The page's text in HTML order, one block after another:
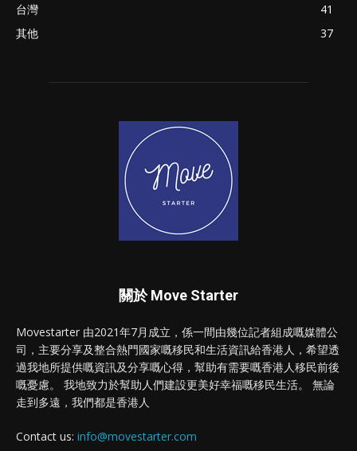
台灣
41
其他
37
關於 Move Starter
Movestarter 由2021年7月成立，係一間由幾位記者組成嘅媒體公
司，主要分享及整合熱門國家嘅移民和生活資訊給香港人，希望透
過我地所提供嘅資訊及分享嘅心得，幫助有需要嘅香港人移民前後
嘅憂慮。 我地致力於幫助人們建設更美好幸福嘅移民生活。 無論
走到多遠，我們都是香港人
Contact us: info@movestarter.com